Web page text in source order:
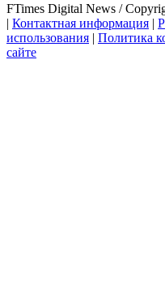
FTimes Digital News /
| Контактная информация |
использования | Политика
сайте